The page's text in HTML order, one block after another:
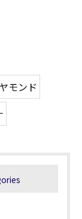
モンド